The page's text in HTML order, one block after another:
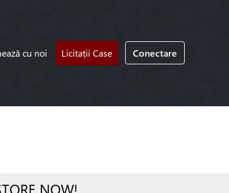
cu noi Licitații Case Conectare
NOW!